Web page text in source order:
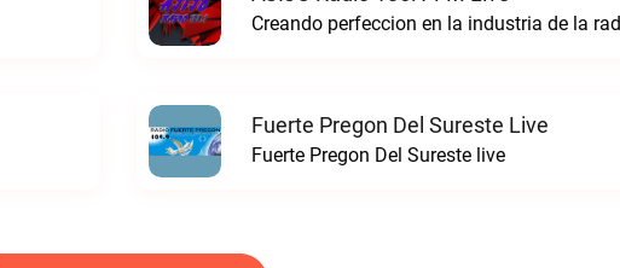
Fuerte Pregon Del Sureste Live
Fuerte Pregon Del Sureste live